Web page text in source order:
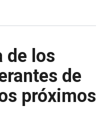
de los
de
próximos